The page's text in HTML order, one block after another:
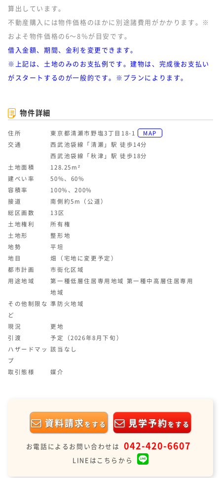
算出しています。
不動産購入には物件価格のほかに別途諸費用がかかります。※
およそ物件価格の6～8％が目安です。
借入金額、期間、金利を変更できます。
※上記は、土地のみのお支払例です。建物は、完成後お支払い
がスタートするのが一般的です。※プランによります。
物件詳細
住所 東京都清瀬市野塩3丁目18-1
MAP
交通
西武池袋線「清瀬」駅 徒歩14分
西武池袋線「秋津」駅 徒歩18分
土地面積
128.25m²
建ぺい率
50%、60%
容積率
100%、200%
接道
南側約5m（公道）
総区画数
13区
土地権利
所有権
土地形
整形地
地勢
平坦
地目
畑（宅地に変更予定）
都市計画
市街化区域
用途地域
第一種低層住居専用地域 第一種中高層住居専用
地域
その他制限な
ど
準防火地域
現況
更地
引渡
予定（2026年8月下旬）
ハザードマッ
プ
該当なし
取引態様 媒介
資料請求をする 見学予約をする
お電話によるお問い合わせは 042-420-6607
LINEはこちらから